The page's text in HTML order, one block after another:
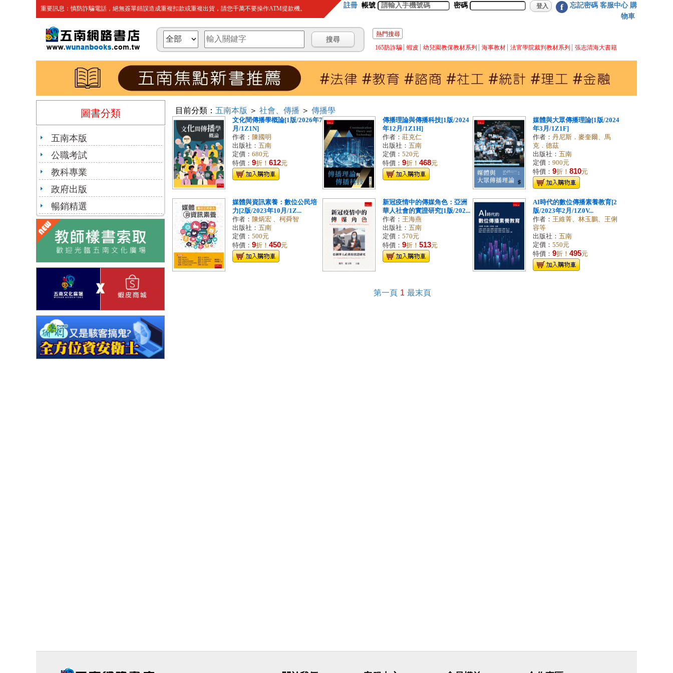
重要訊息：慎防詐騙電話，絕無簽單錯誤造成重複扣款或重複出貨，請您千萬不要操作ATM提款機。 註冊 帳號 密碼 f 忘記密碼 客服中心 購
物車
熱門搜尋
165防詐騙
蝦皮 幼兒園教保教材系列 海事教材 法官學院裁判教材系列 張志清海大書籍
圖書分類
五南本版
公職考試
教科專業
政府出版
暢銷精選
目前分類： 五南本版 ＞ 社會、傳播 ＞ 傳播學
文化間傳播學概論[1版/2026年7
月/1Z1N]
作者： 陳國明
出版社： 五南
定價： 680元
特價： 9折！ 612元
傳播理論與傳播科技[1版/2024
年12月/1Z1H]
作者： 莊克仁
出版社： 五南
定價： 520元
特價： 9折！ 468元
媒體與大眾傳播理論[1版/2024
年3月/1Z1F]
作者： 丹尼斯．麥奎爾、馬
克．德茲
出版社： 五南
定價： 900元
特價： 9折！ 810元
媒體與資訊素養：數位公民培
力[2版/2023年10月/1Z...
作者： 陳炳宏 、柯舜智
出版社： 五南
定價： 500元
特價： 9折！ 450元
新冠疫情中的傳媒角色：亞洲
華人社會的實證研究[1版/202...
作者： 王海燕
出版社： 五南
定價： 570元
特價： 9折！ 513元
AI時代的數位傳播素養教育[2
版/2023年2月/1Z0V...
作者： 王維菁、林玉鵬、王俐
容等
出版社： 五南
定價： 550元
特價： 9折！ 495元
第一頁 1 最末頁